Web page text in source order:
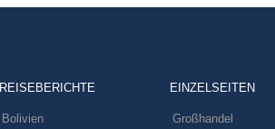
REISEBERICHTE
Bolivien
EINZELSEITEN
Großhandel